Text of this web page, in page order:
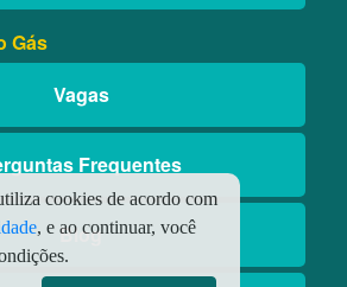
Gás
Vagas
Frequentes
Blog
cookies de acordo com
, e ao continuar, você